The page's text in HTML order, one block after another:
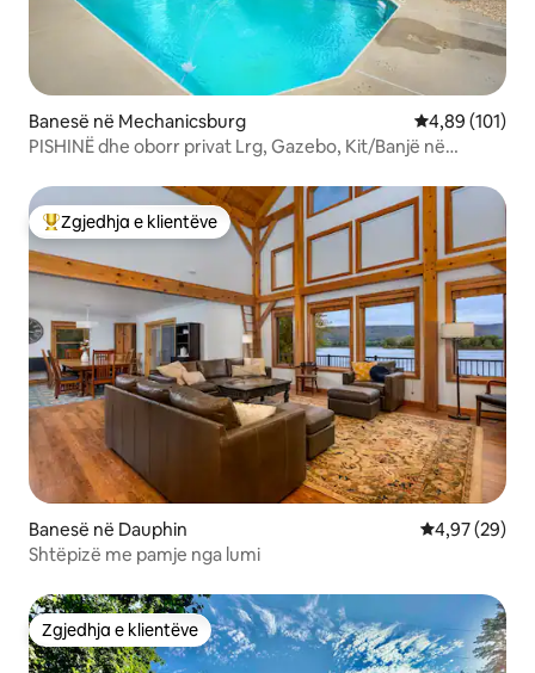
Banesë në Mechanicsburg Vlerësimi
4,89 (101)
PISHINË dhe oborr privat Lrg, Gazebo, Kit/Banjë në
Më të mirat e zgjedhjeve të klientëve
Zgjedhja e klientëve
Banesë në Dauphin Vlerësimi
4,97 (29)
Shtëpizë me pamje nga lumi
Zgjedhja e klientëve
Zgjedhja e klientëve